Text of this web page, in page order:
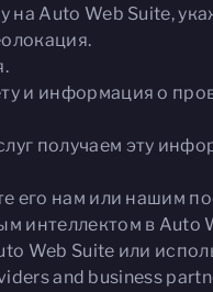
на Auto Web Suite,
и информация о
получаем эту
его нам или нашим
интеллектом в Auto
Web Suite или
and business